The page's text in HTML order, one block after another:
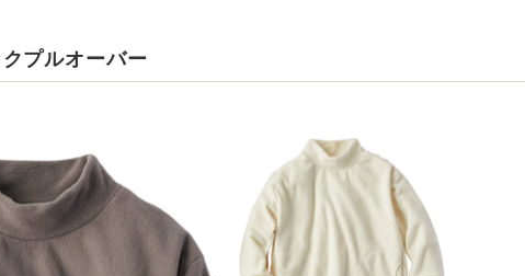
プルオーバー